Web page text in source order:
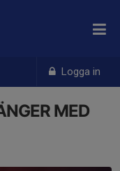
Logga in
MED